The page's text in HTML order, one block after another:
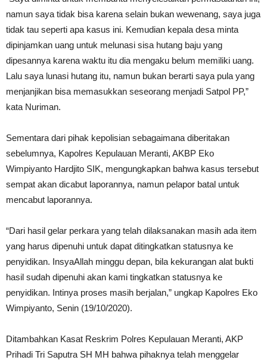
namun saya tidak bisa karena selain bukan wewenang, saya juga
tidak tau seperti apa kasus ini. Kemudian kepala desa minta
dipinjamkan uang untuk melunasi sisa hutang baju yang
dipesannya karena waktu itu dia mengaku belum memiliki uang.
Lalu saya lunasi hutang itu, namun bukan berarti saya pula yang
menjanjikan bisa memasukkan seseorang menjadi Satpol PP,”
kata Nuriman.
Sementara dari pihak kepolisian sebagaimana diberitakan
sebelumnya, Kapolres Kepulauan Meranti, AKBP Eko
Wimpiyanto Hardjito SIK, mengungkapkan bahwa kasus tersebut
sempat akan dicabut laporannya, namun pelapor batal untuk
mencabut laporannya.
“Dari hasil gelar perkara yang telah dilaksanakan masih ada item
yang harus dipenuhi untuk dapat ditingkatkan statusnya ke
penyidikan. InsyaAllah minggu depan, bila kekurangan alat bukti
hasil sudah dipenuhi akan kami tingkatkan statusnya ke
penyidikan. Intinya proses masih berjalan,” ungkap Kapolres Eko
Wimpiyanto, Senin (19/10/2020).
Ditambahkan Kasat Reskrim Polres Kepulauan Meranti, AKP
Prihadi Tri Saputra SH MH bahwa pihaknya telah menggelar